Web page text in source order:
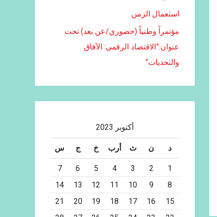
استعمال الزمن
مؤتمراً وطنياً (حضوري/عن بعد) تحت
عنوان:”الاقتصاد الرقمي: الآفاق
والتحديات”
أكتوبر 2023
د ن ث أرب خ ج س
1
2
3
4
5
6
7
8
9
10
11
12
13
14
15
16
17
18
19
20
21